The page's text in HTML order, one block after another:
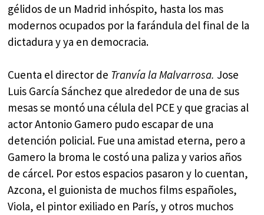
gélidos de un Madrid inhóspito, hasta los mas
modernos ocupados por la farándula del final de la
dictadura y ya en democracia.
Cuenta el director de Tranvía la Malvarrosa. Jose
Luis García Sánchez que alrededor de una de sus
mesas se montó una célula del PCE y que gracias al
actor Antonio Gamero pudo escapar de una
detención policial. Fue una amistad eterna, pero a
Gamero la broma le costó una paliza y varios años
de cárcel. Por estos espacios pasaron y lo cuentan,
Azcona, el guionista de muchos films españoles,
Viola, el pintor exiliado en París, y otros muchos